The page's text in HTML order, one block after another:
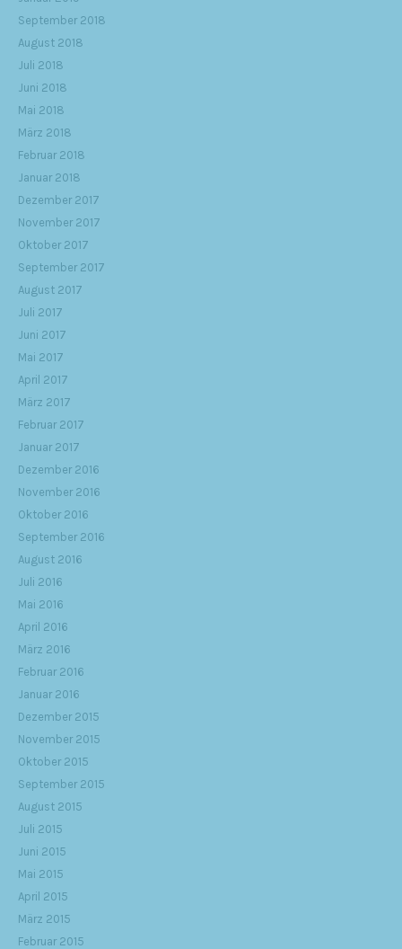
September 2018
August 2018
Juli 2018
Juni 2018
Mai 2018
März 2018
Februar 2018
Januar 2018
Dezember 2017
November 2017
Oktober 2017
September 2017
August 2017
Juli 2017
Juni 2017
Mai 2017
April 2017
März 2017
Februar 2017
Januar 2017
Dezember 2016
November 2016
Oktober 2016
September 2016
August 2016
Juli 2016
Mai 2016
April 2016
März 2016
Februar 2016
Januar 2016
Dezember 2015
November 2015
Oktober 2015
September 2015
August 2015
Juli 2015
Juni 2015
Mai 2015
April 2015
März 2015
Februar 2015